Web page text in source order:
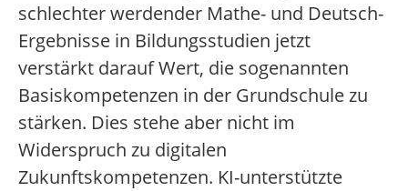
schlechter werdender Mathe- und Deutsch-
Ergebnisse in Bildungsstudien jetzt
verstärkt darauf Wert, die sogenannten
Basiskompetenzen in der Grundschule zu
stärken. Dies stehe aber nicht im
Widerspruch zu digitalen
Zukunftskompetenzen. KI-unterstützte